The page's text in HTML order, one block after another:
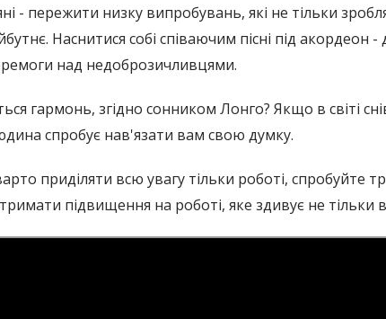
- пережити низку випробувань, які не тільки
Наснитися собі співаючим пісні під
над недоброзичливцями.
гармонь, згідно сонником Лонго? Якщо в світі
спробує нав'язати вам свою думку.
приділяти всю увагу тільки роботі, спробуйте
підвищення на роботі, яке здивує не тільки